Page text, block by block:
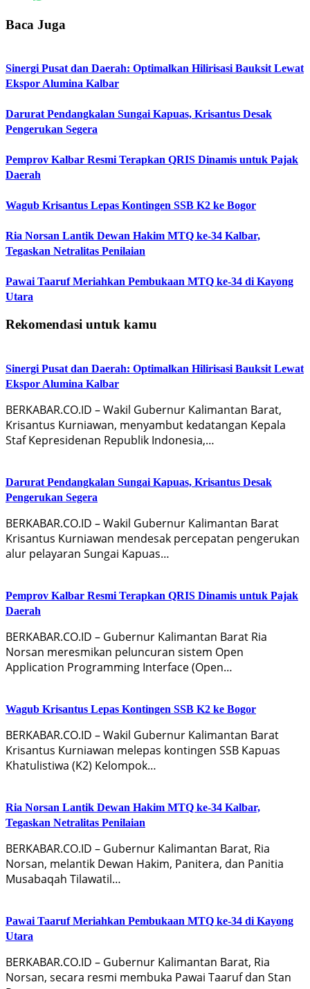
Baca Juga
Sinergi Pusat dan Daerah: Optimalkan Hilirisasi Bauksit Lewat
Ekspor Alumina Kalbar
Darurat Pendangkalan Sungai Kapuas, Krisantus Desak
Pengerukan Segera
Pemprov Kalbar Resmi Terapkan QRIS Dinamis untuk Pajak
Daerah
Wagub Krisantus Lepas Kontingen SSB K2 ke Bogor
Ria Norsan Lantik Dewan Hakim MTQ ke-34 Kalbar,
Tegaskan Netralitas Penilaian
Pawai Taaruf Meriahkan Pembukaan MTQ ke-34 di Kayong
Utara
Rekomendasi untuk kamu
Sinergi Pusat dan Daerah: Optimalkan Hilirisasi Bauksit Lewat
Ekspor Alumina Kalbar
BERKABAR.CO.ID – Wakil Gubernur Kalimantan Barat,
Krisantus Kurniawan, menyambut kedatangan Kepala
Staf Kepresidenan Republik Indonesia,…
Darurat Pendangkalan Sungai Kapuas, Krisantus Desak
Pengerukan Segera
BERKABAR.CO.ID – Wakil Gubernur Kalimantan Barat
Krisantus Kurniawan mendesak percepatan pengerukan
alur pelayaran Sungai Kapuas…
Pemprov Kalbar Resmi Terapkan QRIS Dinamis untuk Pajak
Daerah
BERKABAR.CO.ID – Gubernur Kalimantan Barat Ria
Norsan meresmikan peluncuran sistem Open
Application Programming Interface (Open…
Wagub Krisantus Lepas Kontingen SSB K2 ke Bogor
BERKABAR.CO.ID – Wakil Gubernur Kalimantan Barat
Krisantus Kurniawan melepas kontingen SSB Kapuas
Khatulistiwa (K2) Kelompok…
Ria Norsan Lantik Dewan Hakim MTQ ke-34 Kalbar,
Tegaskan Netralitas Penilaian
BERKABAR.CO.ID – Gubernur Kalimantan Barat, Ria
Norsan, melantik Dewan Hakim, Panitera, dan Panitia
Musabaqah Tilawatil…
Pawai Taaruf Meriahkan Pembukaan MTQ ke-34 di Kayong
Utara
BERKABAR.CO.ID – Gubernur Kalimantan Barat, Ria
Norsan, secara resmi membuka Pawai Taaruf dan Stan